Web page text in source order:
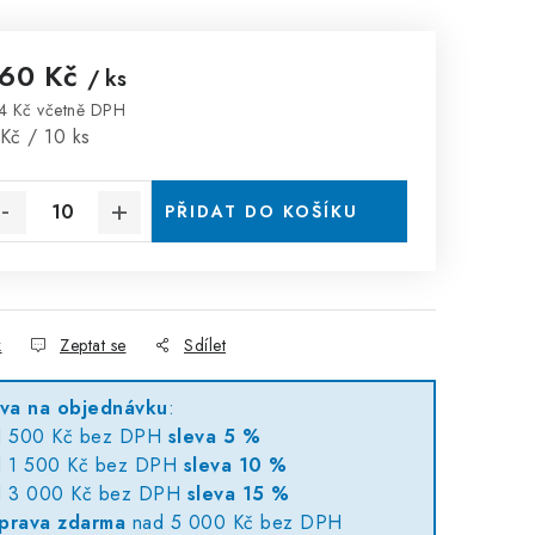
Kč / ks
Kč včetně DPH
cena:
/ 10 ks
PŘIDAT DO KOŠÍKU
Zeptat se Sdílet
na objednávku:
500 Kč bez DPH sleva 5 %
1 500 Kč bez DPH sleva 10 %
3 000 Kč bez DPH sleva 15 %
zdarma nad 5 000 Kč bez DPH